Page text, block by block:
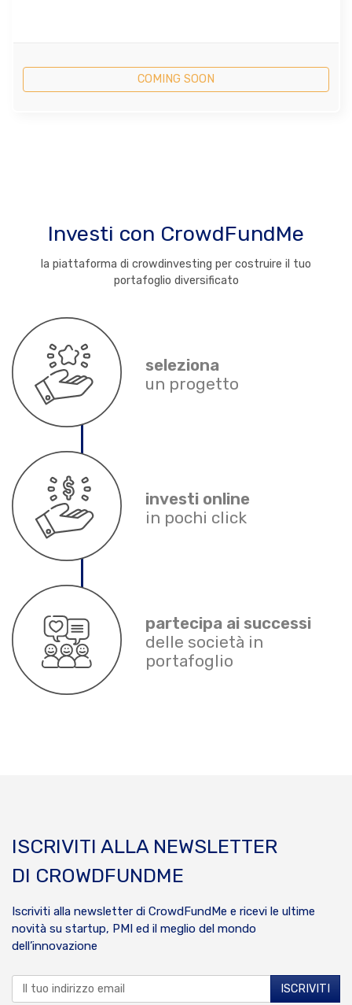
COMING SOON
Investi con CrowdFundMe
la piattaforma di crowdinvesting per costruire il tuo
portafoglio diversificato
seleziona
un progetto
investi online
in pochi click
partecipa ai successi
delle società in
portafoglio
ISCRIVITI ALLA NEWSLETTER
DI CROWDFUNDME
Iscriviti alla newsletter di CrowdFundMe e ricevi le ultime
novità su startup, PMI ed il meglio del mondo
dell’innovazione